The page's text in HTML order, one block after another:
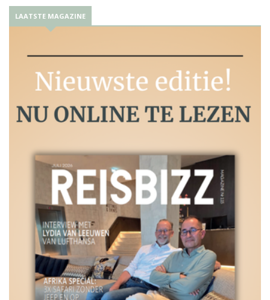
LAATSTE MAGAZINE